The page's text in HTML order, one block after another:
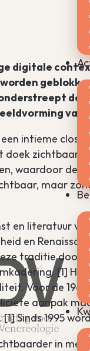
digitale
de
van
intieme
zichtbaar
waardoor de
maar
en literatuur
en
traditie door
[1]
Voor de
aanpak
Sinds 1995
in